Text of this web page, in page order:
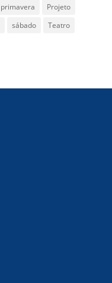
primavera
Projeto
sábado
Teatro